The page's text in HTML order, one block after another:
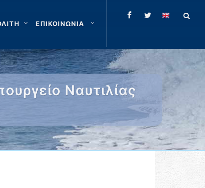
ΕΠΙΚΟΙΝΩΝΙΑ
Ναυτιλίας